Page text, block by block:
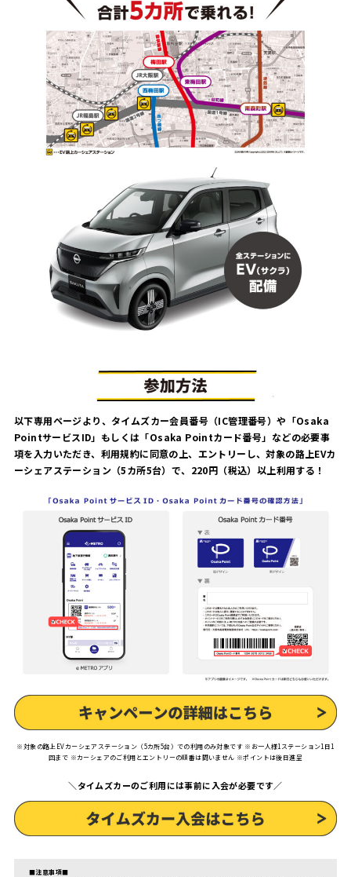
以下専用ページより、タイムズカー会員番号（IC管理番号）や「Osaka
PointサービスID」もしくは「Osaka Pointカード番号」などの必要事
項を入力いただき、利用規約に同意の上、エントリーし、対象の路上EVカ
ーシェアステーショ ン（5カ所5台）で、220円（税込）以上利用する！
※対象の路上EVカーシェアステーション（5カ所5台）での利用のみ対象です ※お一人様1ステーション1日1
回まで ※カーシェアのご利用とエントリーの順番は問いません ※ポイントは後日進呈
＼タイムズカーのご利用には事前に入会が必要です／
■注意事項■